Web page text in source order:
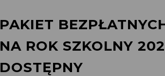
PAKIET
NA ROK SZKOLNY
DOSTĘPNY